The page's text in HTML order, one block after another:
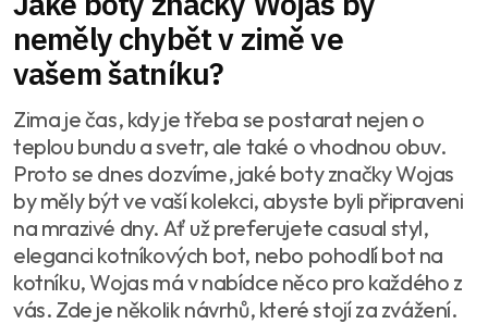
neměly chybět v zimě ve
vašem šatníku?
Zima je čas, kdy je třeba se postarat nejen o
teplou bundu a svetr, ale také o vhodnou obuv.
Proto se dnes dozvíme, jaké boty značky Wojas
by měly být ve vaší kolekci, abyste byli připraveni
na mrazivé dny. Ať už preferujete casual styl,
eleganci kotníkových bot, nebo pohodlí bot na
kotníku, Wojas má v nabídce něco pro každého z
vás. Zde je několik návrhů, které stojí za zvážení.